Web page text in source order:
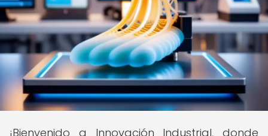
¡Bienvenido a Innovación Industrial, donde